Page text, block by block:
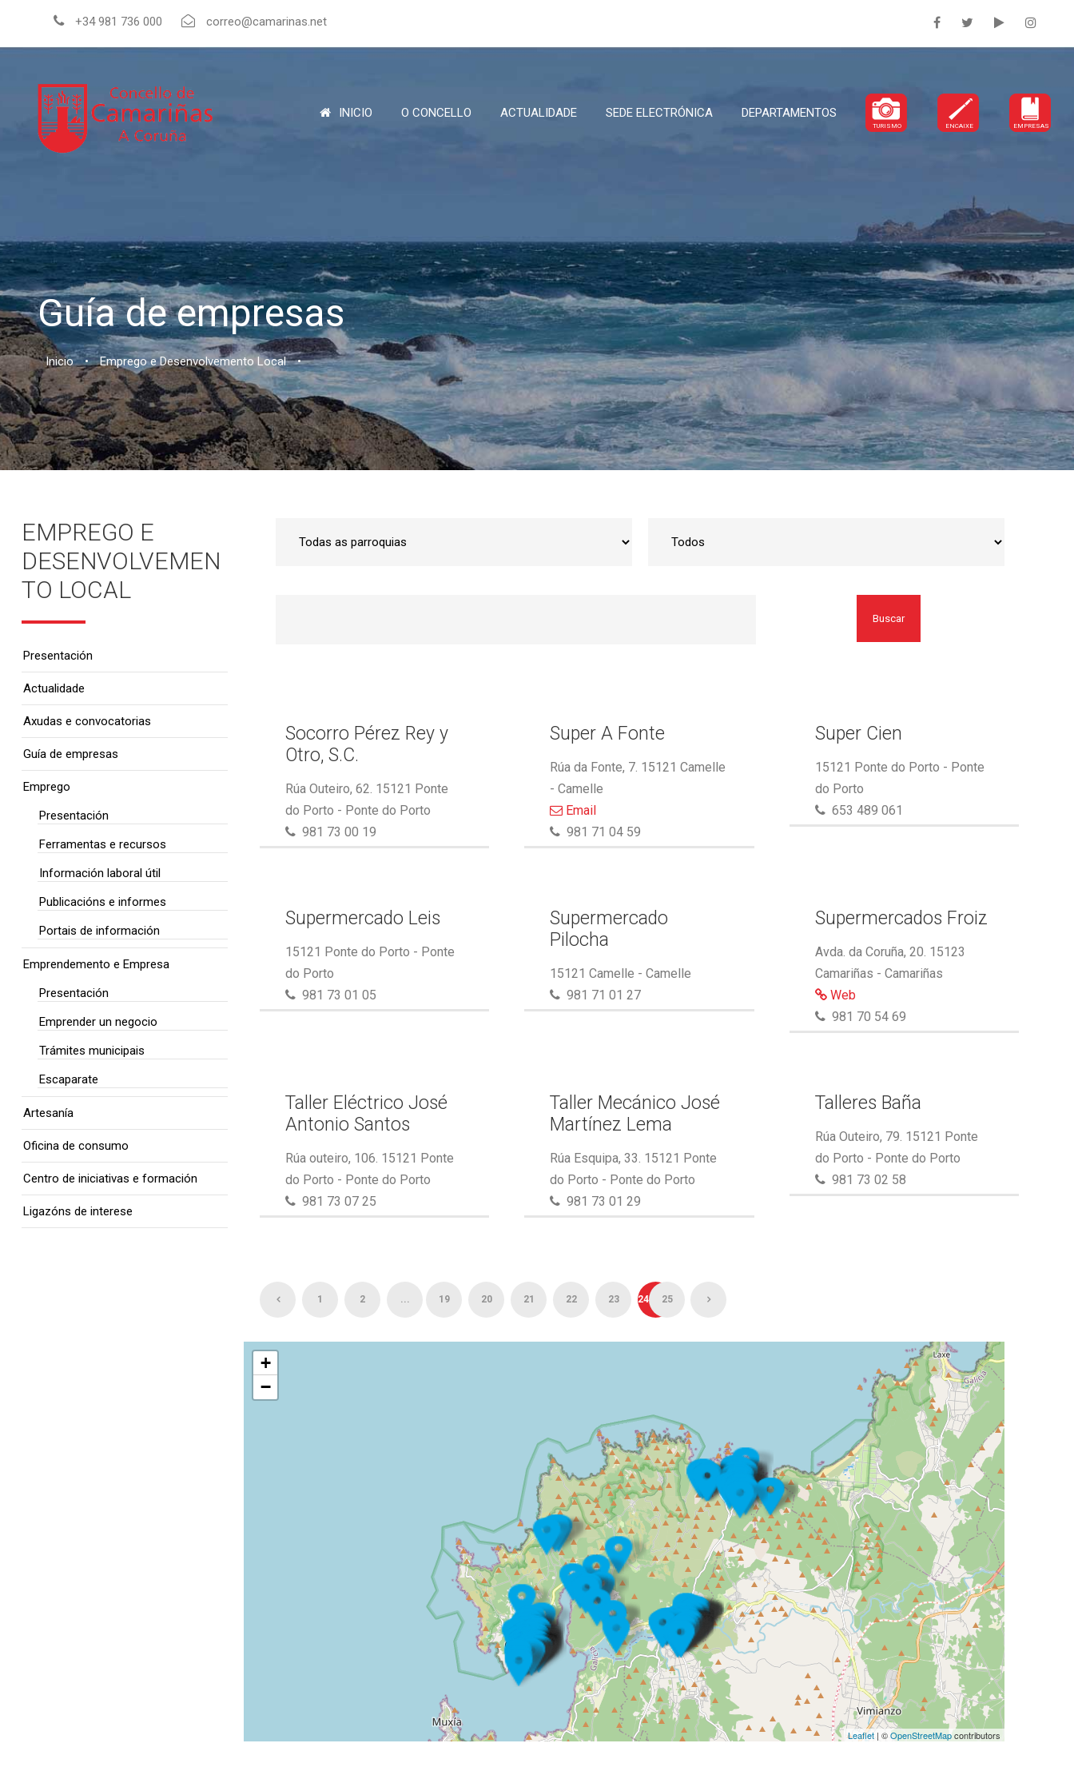
+34 981 736 000 correo@camarinas.net
INICIO O CONCELLO ACTUALIDADE SEDE ELECTRÓNICA DEPARTAMENTOS
TURISMO ENCAIXE EMPRESAS
Guía de empresas
Inicio • Emprego e Desenvolvemento Local •
Buscar
Socorro Pérez Rey y
Otro, S.C.
Rúa Outeiro, 62. 15121 Ponte
do Porto - Ponte do Porto
981 73 00 19
Super A Fonte
Rúa da Fonte, 7. 15121 Camelle
- Camelle
Email
981 71 04 59
Super Cien
15121 Ponte do Porto - Ponte
do Porto
653 489 061
Supermercado Leis
15121 Ponte do Porto - Ponte
do Porto
981 73 01 05
Supermercado
Pilocha
15121 Camelle - Camelle
981 71 01 27
Supermercados Froiz
Avda. da Coruña, 20. 15123
Camariñas - Camariñas
Web
981 70 54 69
Taller Eléctrico José
Antonio Santos
Rúa outeiro, 106. 15121 Ponte
do Porto - Ponte do Porto
981 73 07 25
Taller Mecánico José
Martínez Lema
Rúa Esquipa, 33. 15121 Ponte
do Porto - Ponte do Porto
981 73 01 29
Talleres Baña
Rúa Outeiro, 79. 15121 Ponte
do Porto - Ponte do Porto
981 73 02 58
1 2 ... 19 20 21 22 23 24 25
+
−
Leaflet | ©OpenStreetMapcontributors
EMPREGO E
DESENVOLVEMEN
TO LOCAL
Presentación
Actualidade
Axudas e convocatorias
Guía de empresas
Emprego
Presentación
Ferramentas e recursos
Información laboral útil
Publicacións e informes
Portais de información
Emprendemento e Empresa
Presentación
Emprender un negocio
Trámites municipais
Escaparate
Artesanía
Oficina de consumo
Centro de iniciativas e formación
Ligazóns de interese